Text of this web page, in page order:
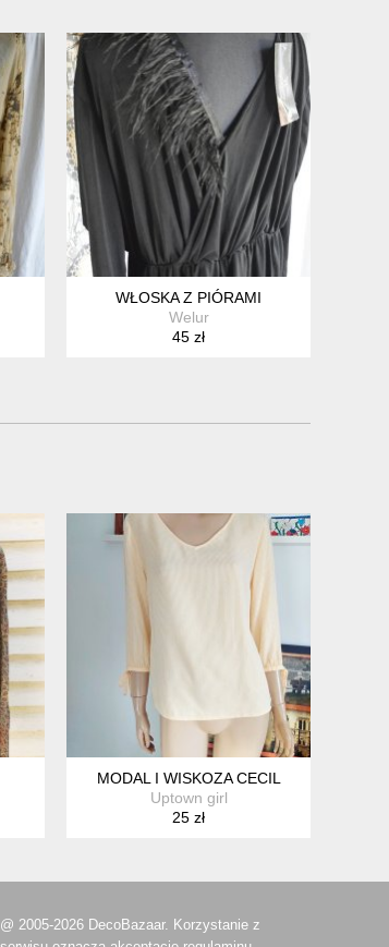
WŁOSKA Z PIÓRAMI
Welur
45 zł
MODAL I WISKOZA CECIL
Uptown girl
25 zł
@ 2005-2026 DecoBazaar. Korzystanie z